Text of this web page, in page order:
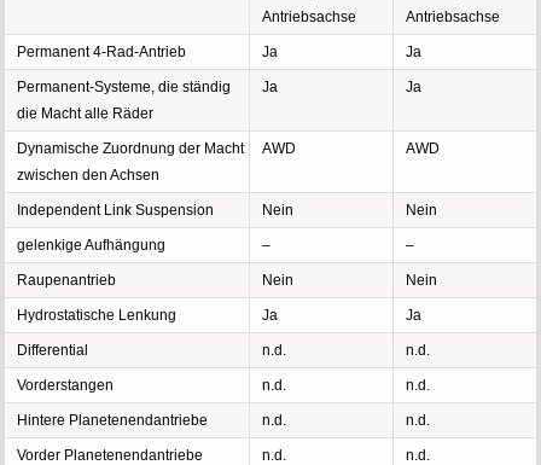
Antriebsachse
Antriebsachse
Permanent 4-Rad-Antrieb Ja Ja
Permanent-Systeme, die ständig
die Macht alle Räder
Ja Ja
Dynamische Zuordnung der Macht
zwischen den Achsen
AWD AWD
Independent Link Suspension Nein Nein
gelenkige Aufhängung – –
Raupenantrieb Nein Nein
Hydrostatische Lenkung Ja Ja
Differential n.d. n.d.
Vorderstangen n.d. n.d.
Hintere Planetenendantriebe n.d. n.d.
Vorder Planetenendantriebe n.d. n.d.